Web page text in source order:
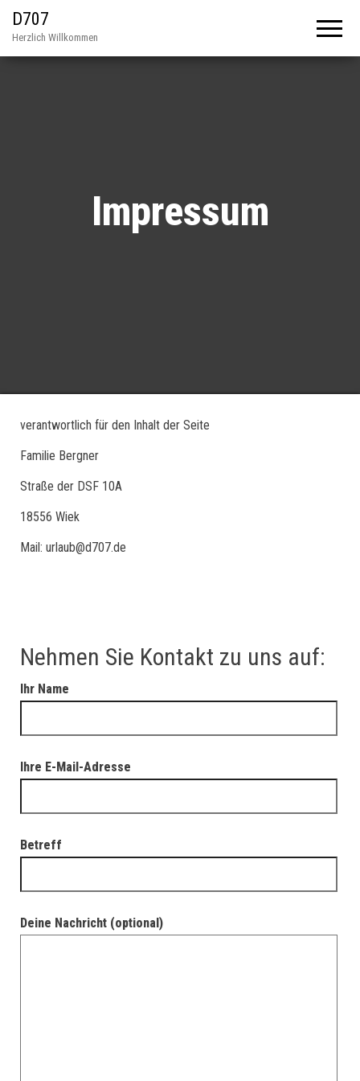
D707
Herzlich Willkommen
Impressum
verantwortlich für den Inhalt der Seite
Familie Bergner
Straße der DSF 10A
18556 Wiek
Mail: urlaub@d707.de
Nehmen Sie Kontakt zu uns auf:
Ihr Name
Ihre E-Mail-Adresse
Betreff
Deine Nachricht (optional)